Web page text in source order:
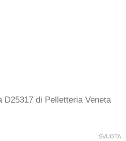
D25317 di Pelletteria Veneta
SVUOTA